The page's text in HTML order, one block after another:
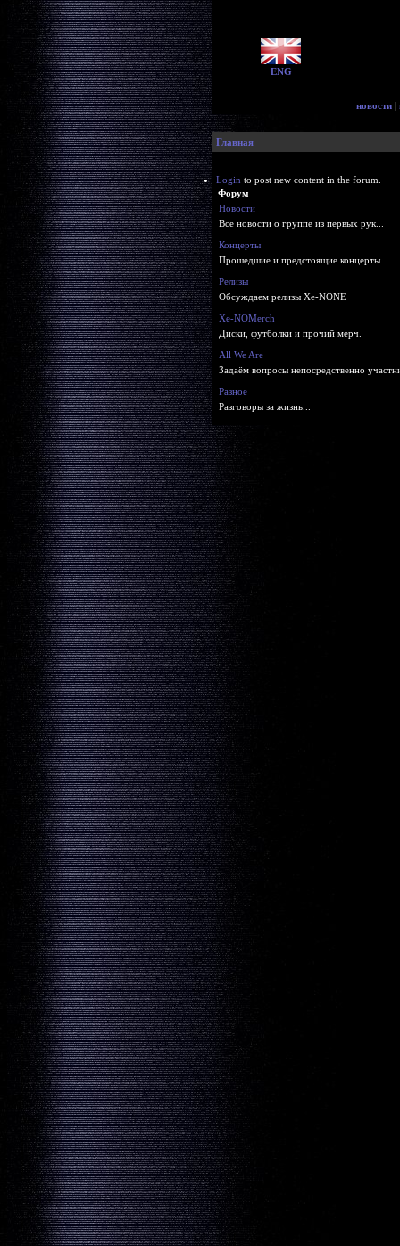
ENG
новости |
Главная
Login to post new content in the forum.
Форум
Новости
Все новости о группе из первых рук...
Концерты
Прошедшие и предстоящие концерты
Релизы
Обсуждаем релизы Xe-NONE
Xe-NOMerch
Диски, футболки и прочий мерч.
All We Are
Задаём вопросы непосредственно
Разное
Разговоры за жизнь...